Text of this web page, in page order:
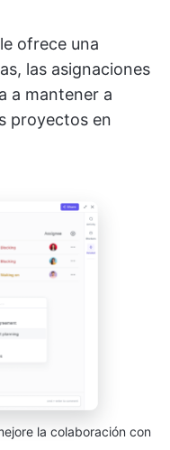
ofrece una
las asignaciones
a mantener a
proyectos en
la colaboración con